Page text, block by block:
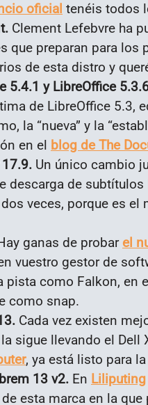
oficial tenéis todos
Clement Lefebvre ha
que preparan para
de esta distro y
5.4.1 y LibreOffice
de LibreOffice 5.3,
la “nueva” y la
en el blog de The
Un único cambio
descarga de subtítulos
veces, porque es el
ganas de probar el
vuestro gestor de
pista como Falkon, en
como snap.
Cada vez existen
sigue llevando el Dell
, ya está listo para
13 v2. En Liliputing
esta marca en la